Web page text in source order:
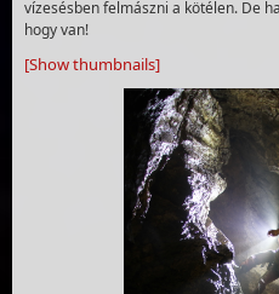
vízesésben felmászni a kötélen. De
hogy van!
[Show thumbnails]